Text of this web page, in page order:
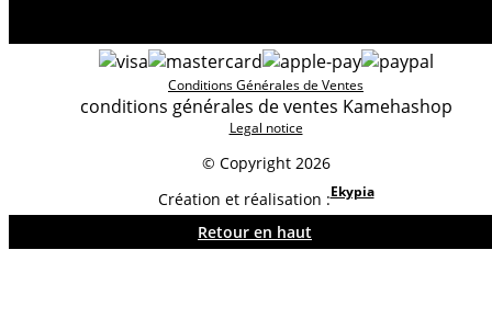
© Copyright 2026
Conditions Générales de Ventes
conditions générales de ventes Kamehashop
Legal notice
Création et réalisation :Ekypia
Retour en haut